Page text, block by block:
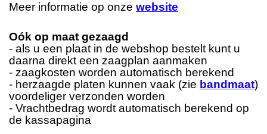
Meer informatie op onze website
Oók op maat gezaagd
- als u een plaat in de webshop bestelt kunt u
daarna direkt een zaagplan aanmaken
- zaagkosten worden automatisch berekend
- herzaagde platen kunnen vaak (zie bandmaat)
voordeliger verzonden worden
- Vrachtbedrag wordt automatisch berekend op
de kassapagina